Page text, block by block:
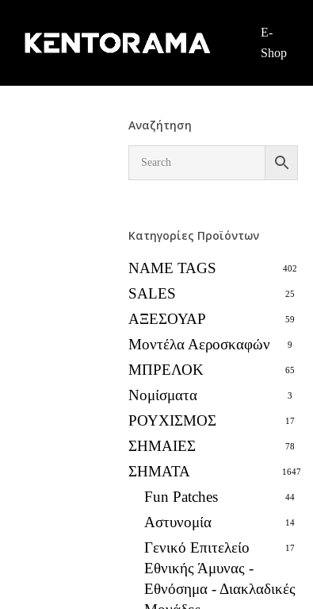
main
E-
Shop
Αναζήτηση
Κατηγορίες Προϊόντων
NAME TAGS 402
SALES 25
ΑΞΕΣΟΥΑΡ 59
Μοντέλα Αεροσκαφών 9
ΜΠΡΕΛΟΚ 65
Νομίσματα 3
ΡΟΥΧΙΣΜΟΣ 17
ΣΗΜΑΙΕΣ 78
ΣΗΜΑΤΑ 1647
Fun Patches 44
Αστυνομία 14
Γενικό Επιτελείο
Εθνικής Άμυνας -
Εθνόσημα - Διακλαδικές
17